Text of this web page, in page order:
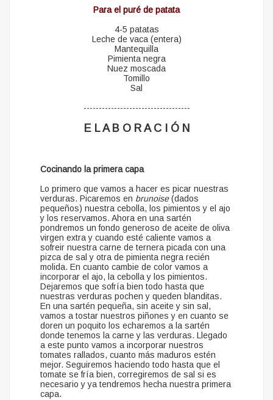
Para el puré de patata
4-5 patatas
Leche de vaca (entera)
Mantequilla
Pimienta negra
Nuez moscada
Tomillo
Sal
-----------------------------------
E L A B O R A C I Ó N
Cocinando la primera capa
Lo primero que vamos a hacer es picar nuestras
verduras. Picaremos en brunoise(dados
pequeños) nuestra cebolla, los pimientos y el ajo
y los reservamos. Ahora en una sartén
pondremos un fondo generoso de aceite de oliva
virgen extra y cuando esté caliente vamos a
sofreir nuestra carne de ternera picada con una
pizca de sal y otra de pimienta negra recién
molida. En cuanto cambie de color vamos a
incorporar el ajo, la cebolla y los pimientos.
Dejaremos que sofría bien todo hasta que
nuestras verduras pochen y queden blanditas.
En una sartén pequeña, sin aceite y sin sal,
vamos a tostar nuestros piñones y en cuanto se
doren un poquito los echaremos a la sartén
donde tenemos la carne y las verduras. Llegado
a este punto vamos a incorporar nuestros
tomates rallados, cuanto más maduros estén
mejor. Seguiremos haciendo todo hasta que el
tomate se fría bien, corregiremos de sal si es
necesario y ya tendremos hecha nuestra primera
capa.